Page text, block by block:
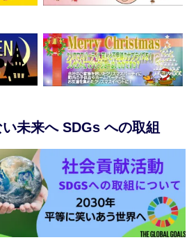
未来へ SDGs への取組